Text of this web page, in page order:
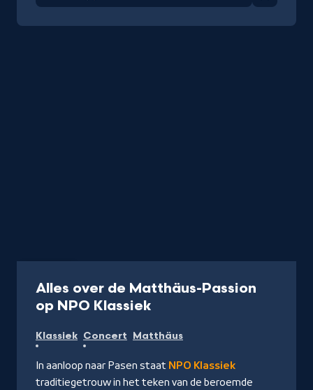
Alles over de Matthäus-Passion
op NPO Klassiek
NPO
Klassiek
Klassiek Concert Matthäus
In aanloop naar Pasen staat NPO Klassiek
traditiegetrouw in het teken van de beroemde